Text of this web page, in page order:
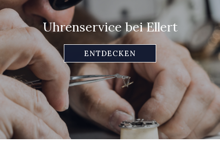
Uhrenservice bei Ellert
ENTDECKEN